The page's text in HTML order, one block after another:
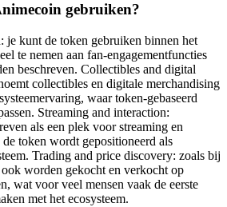
gebruiken?
je kunt de token gebruiken binnen het
te nemen aan fan-engagementfuncties
beschreven. Collectibles and digital
collectibles en digitale merchandising
waar token-gebaseerd
Streaming and interaction:
als een plek voor streaming en
token wordt gepositioneerd als
Trading and price discovery: zoals bij
worden gekocht en verkocht op
wat voor veel mensen vaak de eerste
met het ecosysteem.